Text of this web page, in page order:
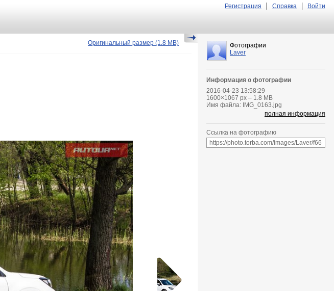
Регистрация Справка Войти
Оригинальный размер (1.8 MB)
Фотографии
Laver
Информация о фотографии
2016-04-23 13:58:29
1600×1067 px – 1.8 MB
Имя файла: IMG_0163.jpg
полная информация
Ссылка на фотографию